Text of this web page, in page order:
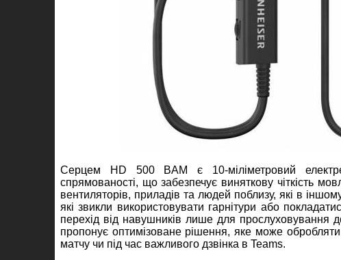
Серцем HD 500 BAM є 10-міліметровий
спрямованості, що забезпечує виняткову чіткість
вентиляторів, приладів та людей поблизу, які в
які звикли використовувати гарнітури або
перехід від навушників лише для прослуховування
пропонує оптимізоване рішення, яке може
матчу чи під час важливого дзвінка в Teams.